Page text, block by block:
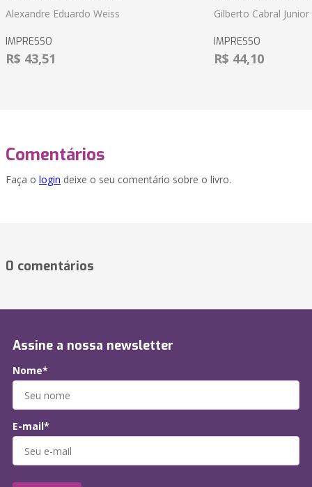
Alexandre Eduardo Weiss
IMPRESSO
R$ 43,51
Gilberto Cabral Junior
IMPRESSO
R$ 44,10
Comentários
Faça o login deixe o seu comentário sobre o livro.
0 comentários
Assine a nossa newsletter
Nome*
E-mail*